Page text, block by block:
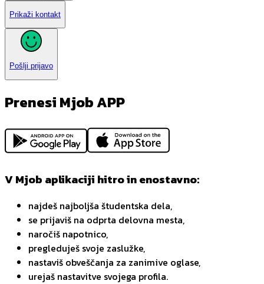
Prikaži kontakt
Pošlji prijavo
Prenesi Mjob APP
V Mjob aplikaciji hitro in enostavno:
najdeš najboljša študentska dela,
se prijaviš na odprta delovna mesta,
naročiš napotnico,
pregleduješ svoje zaslužke,
nastaviš obveščanja za zanimive oglase,
urejaš nastavitve svojega profila.